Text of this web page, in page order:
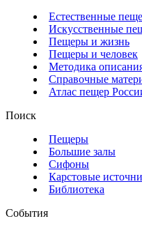
Естественные
Искусственные
Пещеры и жизнь
Пещеры и человек
Методика
Справочные
Атлас пещер
Поиск
Пещеры
Большие залы
Сифоны
Карстовые
Библиотека
События